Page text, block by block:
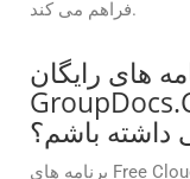
فراهم می کند.
های رایگان
باشم؟
برنامه های Free Cloud GroupDocs.Conversion را می توان